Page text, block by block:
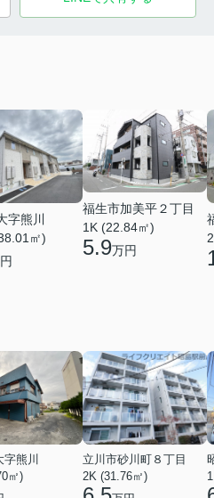
字熊川
㎡)
福生市加美平２丁目
1K (22.84㎡)
5.9万円
熊川
㎡)
立川市砂川町８丁目
2K (31.76㎡)